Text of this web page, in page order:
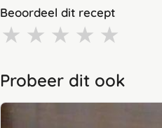
Beoordeel dit recept
★ ★ ★ ★ ★
Probeer dit ook